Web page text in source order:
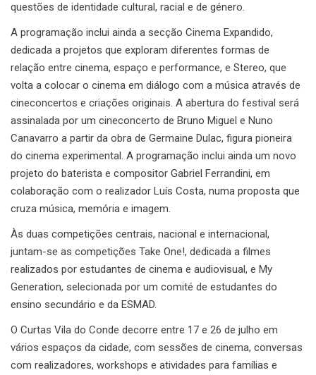
questões de identidade cultural, racial e de género.
A programação inclui ainda a secção Cinema Expandido,
dedicada a projetos que exploram diferentes formas de
relação entre cinema, espaço e performance, e Stereo, que
volta a colocar o cinema em diálogo com a música através de
cineconcertos e criações originais. A abertura do festival será
assinalada por um cineconcerto de Bruno Miguel e Nuno
Canavarro a partir da obra de Germaine Dulac, figura pioneira
do cinema experimental. A programação inclui ainda um novo
projeto do baterista e compositor Gabriel Ferrandini, em
colaboração com o realizador Luís Costa, numa proposta que
cruza música, memória e imagem.
Às duas competições centrais, nacional e internacional,
juntam-se as competições Take One!, dedicada a filmes
realizados por estudantes de cinema e audiovisual, e My
Generation, selecionada por um comité de estudantes do
ensino secundário e da ESMAD.
O Curtas Vila do Conde decorre entre 17 e 26 de julho em
vários espaços da cidade, com sessões de cinema, conversas
com realizadores, workshops e atividades para famílias e